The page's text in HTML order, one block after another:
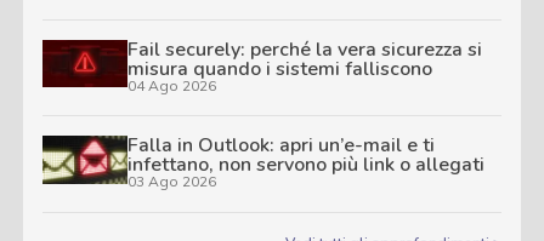
Fail securely: perché la vera sicurezza si
misura quando i sistemi falliscono
04 Ago 2026
Falla in Outlook: apri un’e-mail e ti
infettano, non servono più link o allegati
03 Ago 2026